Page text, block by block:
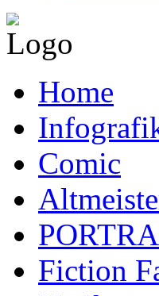
Home
Comic
Fiction